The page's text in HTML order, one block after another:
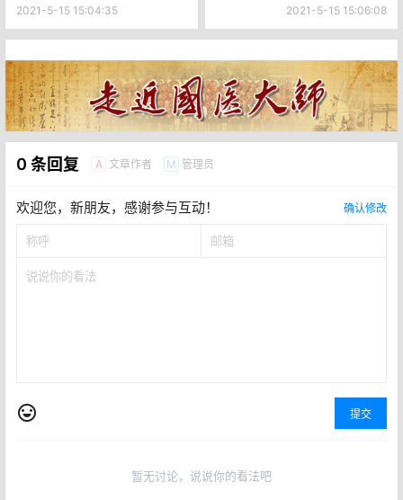
2021-5-15 15:04:35 2021-5-15 15:06:08
0 条回复 A 文章作者 M 管理员
欢迎您，新朋友，感谢参与互动！ 确认修改
提交
暂无讨论，说说你的看法吧